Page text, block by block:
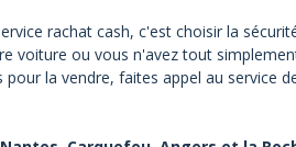
rachat cash, c'est choisir la
voiture ou vous n'avez tout
la vendre, faites appel au service